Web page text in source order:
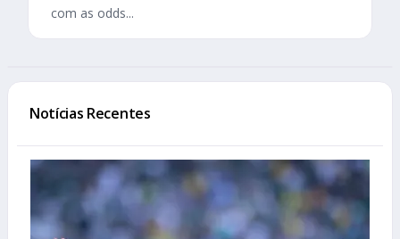
com as odds...
Notícias Recentes